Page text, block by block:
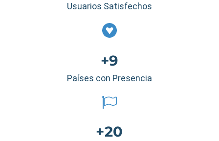
Usuarios Satisfechos
+9
Países con Presencia
+20